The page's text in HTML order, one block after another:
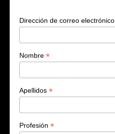
Dirección de correo electrónico
Nombre *
Apellidos *
Profesión *